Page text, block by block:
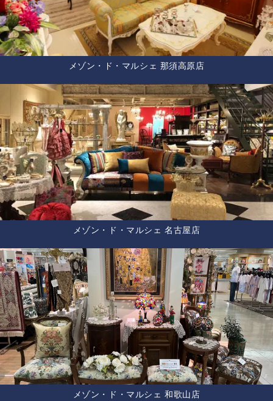
メゾン・ド・マルシェ 那須高原店
メゾン・ド・マルシェ 名古屋店
メゾン・ド・マルシェ 和歌山店